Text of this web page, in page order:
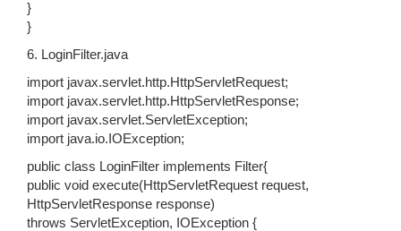
}
}
6. LoginFilter.java
import javax.servlet.http.HttpServletRequest;
import javax.servlet.http.HttpServletResponse;
import javax.servlet.ServletException;
import java.io.IOException;
public class LoginFilter implements Filter{
public void execute(HttpServletRequest request,
HttpServletResponse response)
throws ServletException, IOException {